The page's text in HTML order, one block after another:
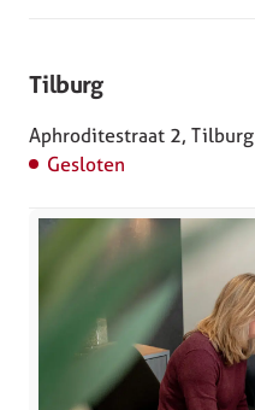
Tilburg
Aphroditestraat 2, Tilburg
Gesloten